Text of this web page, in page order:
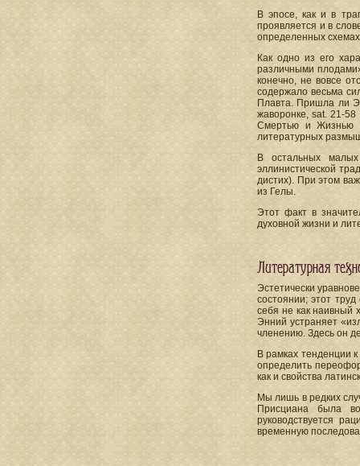
В эпосе, как и в
проявляется и в
определенных
Как одно из его
различными
конечно, не вовсе
содержало весьма
Плавта. Пришла ли
жаворонке, sat. 21-58
Смертью и Жизнью
литературных
В остальных малых
эллинистической
дистих). При этом
из Гелы.
Этот факт в
духовной жизни и
Литературная
Эстетически
состоянии; этот
себя не как наивный
Энний устраняет
членению. Здесь он
В рамках тенденции
определить
как и свойства
Мы лишь в редких
Присциана была
руководствуется
временную